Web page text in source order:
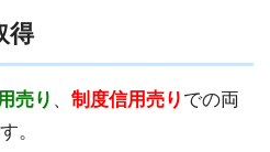
得
売り 、 制度信用売り での両
。